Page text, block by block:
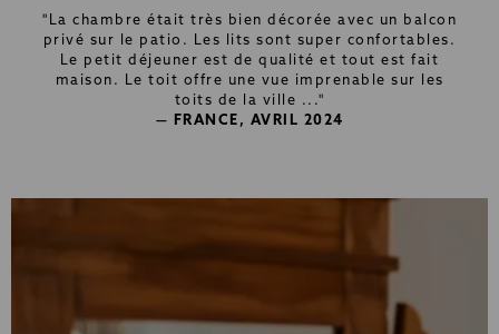
"La chambre était très bien décorée avec un balcon
privé sur le patio. Les lits sont super confortables.
Le petit déjeuner est de qualité et tout est fait
maison. Le toit offre une vue imprenable sur les
toits de la ville ..."
— FRANCE, AVRIL 2024